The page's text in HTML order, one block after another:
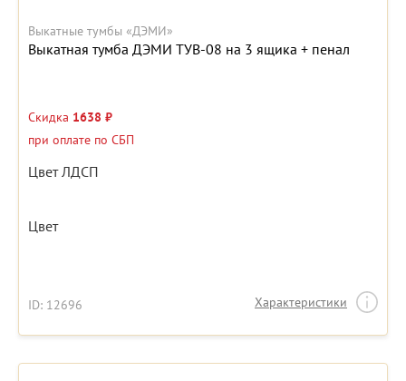
Выкатные тумбы «ДЭМИ»
Выкатная тумба ДЭМИ ТУВ-08 на 3 ящика + пенал
Скидка 1638 ₽
при оплате по СБП
Цвет ЛДСП
Цвет
ID: 12696 Характеристики